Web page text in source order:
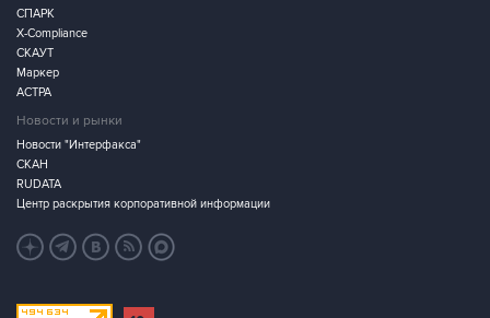
СПАРК
X-Compliance
СКАУТ
Маркер
АСТРА
Новости и рынки
Новости "Интерфакса"
СКАН
RUDATA
Центр раскрытия корпоративной информации